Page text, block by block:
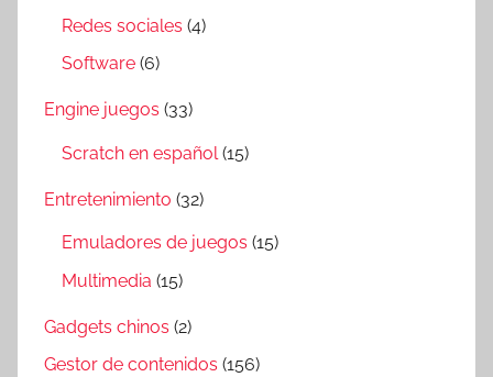
Redes sociales (4)
Software (6)
Engine juegos (33)
Scratch en español (15)
Entretenimiento (32)
Emuladores de juegos (15)
Multimedia (15)
Gadgets chinos (2)
Gestor de contenidos (156)